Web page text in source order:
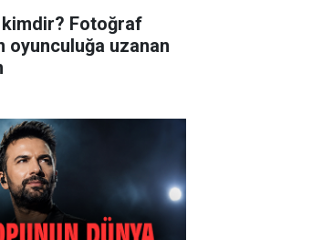
kimdir? Fotoğraf
oyunculuğa uzanan